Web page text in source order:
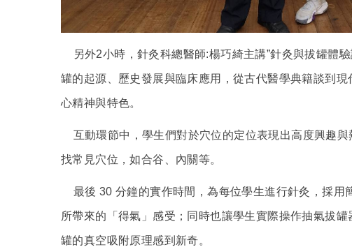
另外2小時 ，針灸科總醫師:楊巧綺主講”針灸與拔罐體驗
罐的起源、歷史發展與臨床應用，從古代醫學典籍談到
心精神與特色。
互動環節中，學生們對於穴位的定位表現出高度興趣
找常見穴位，如合谷、內關等。
最後 30分鐘的實作時間，為每位學生進行針灸，採用
所帶來的「得氣」感受；同時也讓學生實際操作抽氣拔
罐的真空吸附原理感到新奇。